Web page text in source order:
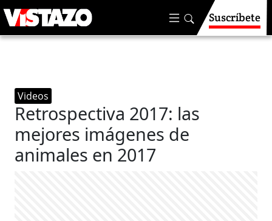
Suscríbete
Videos
Retrospectiva 2017: las
mejores imágenes de
animales en 2017